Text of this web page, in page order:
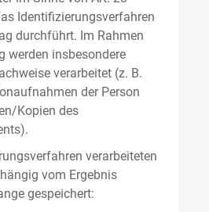
Identifizierungsverfahren
durchführt. Im Rahmen
werden insbesondere
verarbeitet (z. B.
der Person
Kopien des
verarbeiteten
vom Ergebnis
gespeichert: